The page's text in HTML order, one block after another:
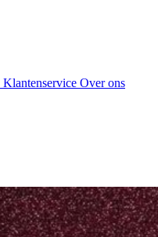
Klantenservice Over ons